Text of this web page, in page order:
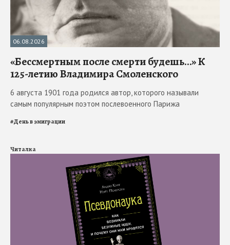
06.08.2026
«Бессмертным после смерти будешь…» К
125-летию Владимира Смоленского
6 августа 1901 года родился автор, которого называли
самым популярным поэтом послевоенного Парижа
#День в эмиграции
Читалка